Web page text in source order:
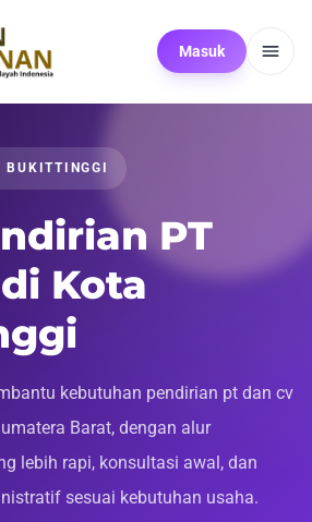
Masuk
BUKITTINGGI
PT
Kota
kebutuhan pendirian pt dan cv
Barat, dengan alur
lebih rapi, konsultasi awal, dan
sesuai kebutuhan usaha.